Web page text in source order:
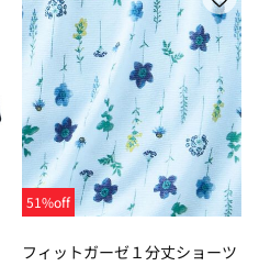
51%off
フィットガーゼ１分丈ショーツ